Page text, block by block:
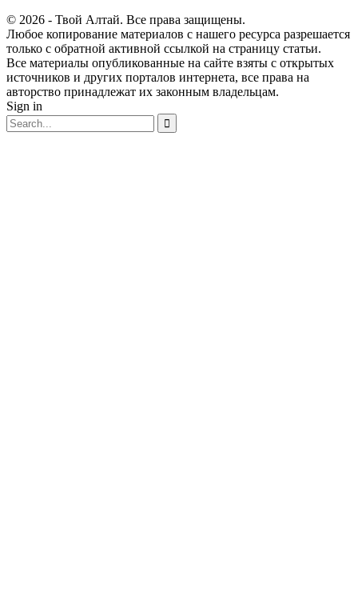
© 2026 - Твой Алтай. Все права защищены.
Любое копирование материалов с нашего ресурса разрешается
только с обратной активной ссылкой на страницу статьи.
Все материалы опубликованные на сайте взяты с открытых
источников и других порталов интернета, все права на
авторство принадлежат их законным владельцам.
Sign in